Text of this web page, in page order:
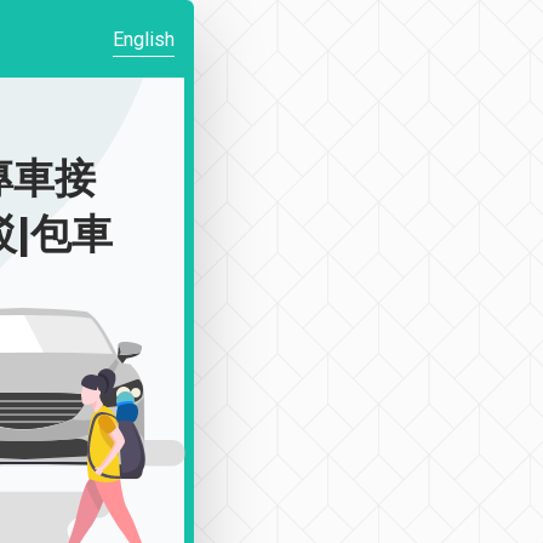
English
車接
|包車